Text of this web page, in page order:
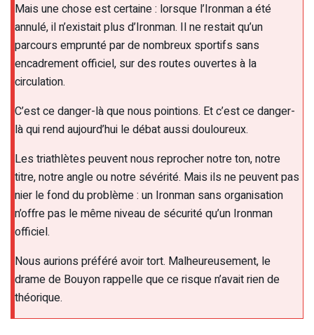
Mais une chose est certaine : lorsque l’Ironman a été
annulé, il n’existait plus d’Ironman. Il ne restait qu’un
parcours emprunté par de nombreux sportifs sans
encadrement officiel, sur des routes ouvertes à la
circulation.
C’est ce danger-là que nous pointions. Et c’est ce danger-
là qui rend aujourd’hui le débat aussi douloureux.
Les triathlètes peuvent nous reprocher notre ton, notre
titre, notre angle ou notre sévérité. Mais ils ne peuvent pas
nier le fond du problème : un Ironman sans organisation
n’offre pas le même niveau de sécurité qu’un Ironman
officiel.
Nous aurions préféré avoir tort. Malheureusement, le
drame de Bouyon rappelle que ce risque n’avait rien de
théorique.